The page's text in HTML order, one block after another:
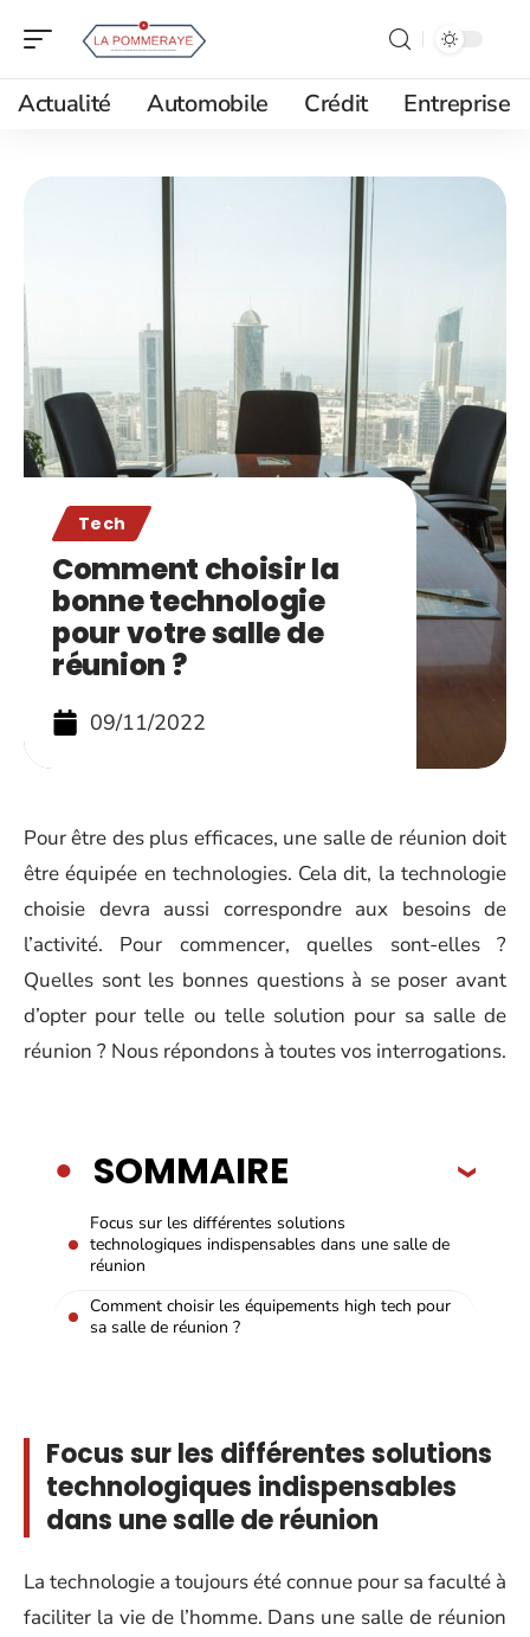
Actualité Automobile Crédit Entreprise
Tech
Comment choisir la
bonne technologie
pour votre salle de
réunion ?
09/11/2022
Pour être des plus efficaces, une salle de réunion doit
être équipée en technologies. Cela dit, la technologie
choisie devra aussi correspondre aux besoins de
l’activité. Pour commencer, quelles sont-elles ?
Quelles sont les bonnes questions à se poser avant
d’opter pour telle ou telle solution pour sa salle de
réunion ? Nous répondons à toutes vos interrogations.
SOMMAIRE
Focus sur les différentes solutions
technologiques indispensables dans une salle de
réunion
Comment choisir les équipements high tech pour
sa salle de réunion ?
Focus sur les différentes solutions
technologiques indispensables
dans une salle de réunion
La technologie a toujours été connue pour sa faculté à
faciliter la vie de l’homme. Dans une salle de réunion